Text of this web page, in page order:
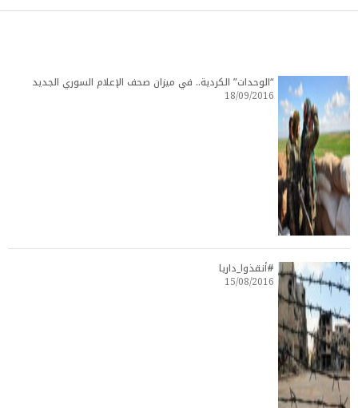
“الوحدات” الكردية.. في ميزان صحف الإعلام السوري الجديد
18/09/2016
#أنقذوا_داريا
15/08/2016